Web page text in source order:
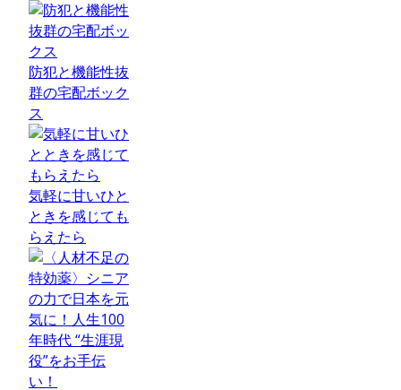
防犯と機能性抜
群の宅配ボック
ス
気軽に甘いひと
ときを感じても
らえたら